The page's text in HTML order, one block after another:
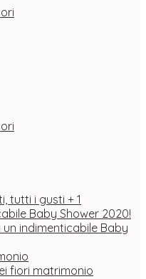
tutti i gusti + 1
indimenticabile Baby
fiori matrimonio